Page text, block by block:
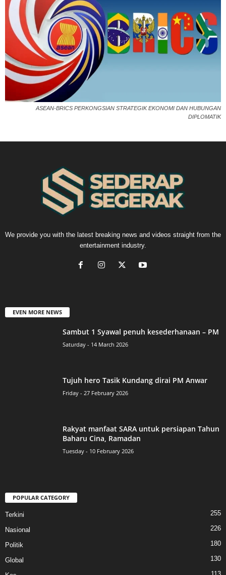
ASEAN-BRICS PERKONGSIAN STRATEGIK EKONOMI DAN HUBUNGAN
DIPLOMATIK
We provide you with the latest breaking news and videos straight from the
entertainment industry.
EVEN MORE NEWS
Sambut 1 Syawal penuh kesederhanaan – PM
Saturday - 14 March 2026
Tujuh hero Tasik Kundang dirai PM Anwar
Friday - 27 February 2026
Rakyat manfaat SARA untuk persiapan Tahun
Baharu Cina, Ramadan
Tuesday - 10 February 2026
POPULAR CATEGORY
Terkini 255
Nasional 226
Politik 180
Global 130